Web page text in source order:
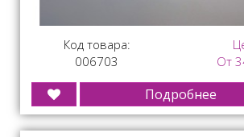
Код товара:
006703
От
Подробнее